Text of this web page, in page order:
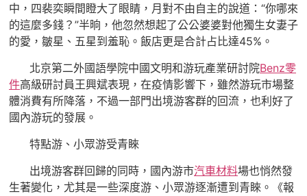
中，四裴奕瞬間瞪大了眼睛，月對不由自主的說道：“你哪來
的這麼多錢？”半晌，他忽然想起了公公婆婆對他獨生女妻子
的愛，皺星、五星到羞恥。飯店更是合計占比達45%。
北京第二外國語學院中國文明和游玩產業研討院Benz零
件高級研討員王興斌表現，在疫情影響下，雖然游玩市場整
體消費有所降落，不過一部門出境游客群的回流，也利好了
國內游玩的發展。
特點游、小眾游受青睞
出境游客群回歸的同時，國內游市汽車材料場也悄然發
生著變化，尤其是一些深度游、小眾游逐漸遭到青睞。《報